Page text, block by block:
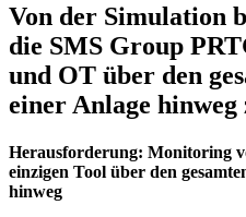
Von der Simulation
die SMS Group
und OT über den
einer Anlage hinweg
Herausforderung: Monitoring
einzigen Tool über den
hinweg